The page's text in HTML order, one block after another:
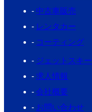
中古車販売
レンタカー
コーティング
ジェットスキー
求人情報
会社概要
お問い合わせ